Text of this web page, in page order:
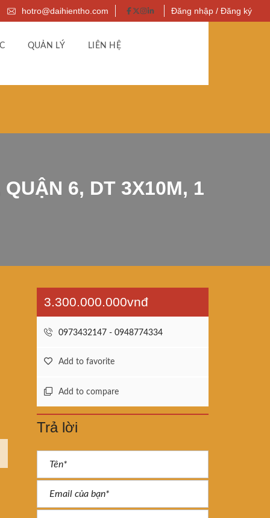
hotro@daihientho.com Đăng nhập / Đăng ký
QUẢN LÝ LIÊN HỆ
6, DT 3X10M, 1
3.300.000.000vnđ
0973432147 - 0948774334
Add to favorite
Add to compare
Trả lời